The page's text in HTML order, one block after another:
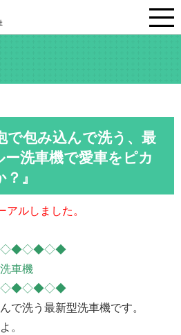
で包み込んで洗う、最
洗車機で愛車をピカ
』
ルしました。
車機
で洗う最新型洗車機です。
。